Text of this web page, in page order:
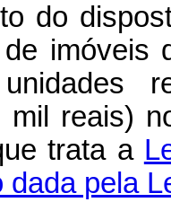
do
imóveis
mil reais)
trata a
dada pela